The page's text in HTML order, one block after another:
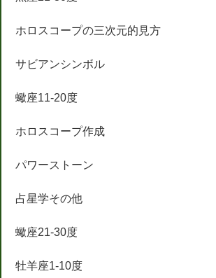
ホロスコープの三次元的見方
サビアンシンボル
蠍座11-20度
ホロスコープ作成
パワーストーン
占星学その他
蠍座21-30度
牡羊座1-10度